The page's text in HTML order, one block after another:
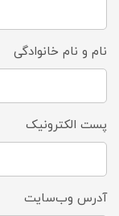
نام و نام خانوادگی
پست الکترونیک
آدرس وب‌سایت